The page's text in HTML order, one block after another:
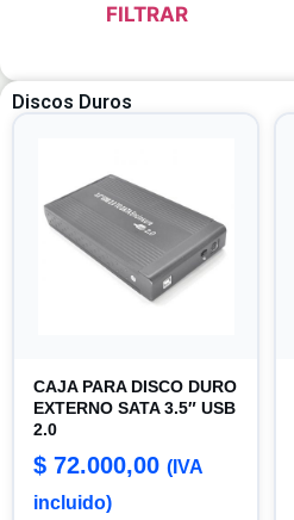
FILTRAR
Discos Duros
CAJA PARA DISCO DURO
EXTERNO SATA 3.5″ USB
2.0
$72.000,00 (IVA
incluido)